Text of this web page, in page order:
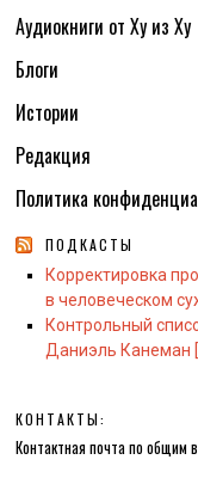
Аудиокниги от Ху из Ху
Блоги
Истории
Редакция
Политика
ПОДКАСТЫ
Корректировка
в человеческом
Контрольный
Даниэль Канеман
КОНТАКТЫ:
Контактная почта по общим